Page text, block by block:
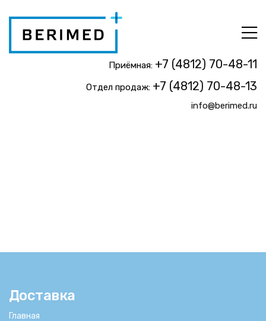
Приёмная: +7 (4812) 70-48-11
Отдел продаж: +7 (4812) 70-48-13
info@berimed.ru
Доставка
Главная